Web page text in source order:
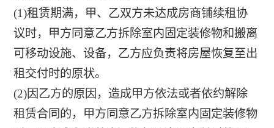
(1)租赁期满，甲、乙双方未达成房商铺续租协
议时，甲方同意乙方拆除室内固定装修物和搬离
可移动设施、设备，乙方应负责将房屋恢复至出
租交付时的原状。
(2)因乙方的原因，造成甲方依法或者依约解除
租赁合同的，甲方同意乙方拆除室内固定装修物